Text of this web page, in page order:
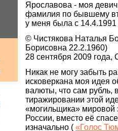
Ярославова - моя
фамилия по бывшему
у меня была с
© Чистякова Наталья
Борисовна 22.2.1960)
28 сентября 2009 года,
Никак не могу забыть
исковеркана моя идея
валюты, что сам рубль,
тиражировании этой
«могильщика» мировой
России, вместо её
изначально ( «Голос